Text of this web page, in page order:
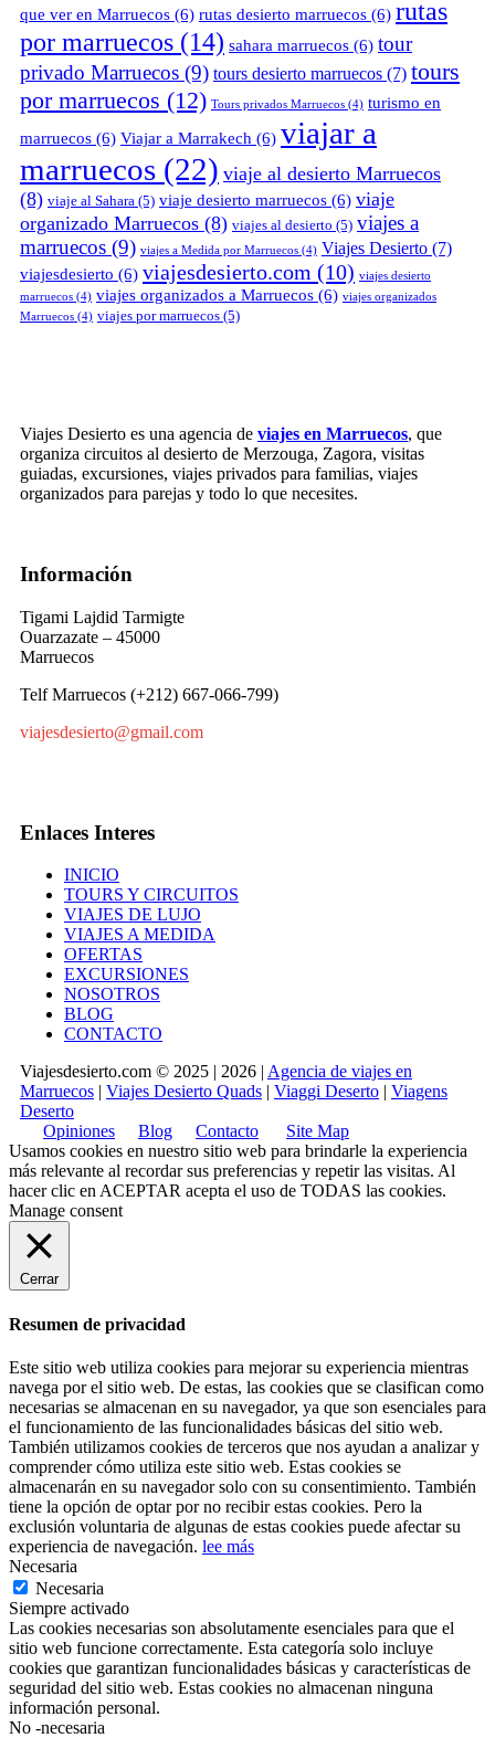
que ver en Marruecos (6) rutas desierto marruecos (6) rutas
por marruecos (14) sahara marruecos (6) tour
privado Marruecos (9) tours desierto marruecos (7) tours
por marruecos (12) Tours privados Marruecos (4) turismo en
marruecos (6) Viajar a Marrakech (6) viajar a
marruecos (22) viaje al desierto Marruecos
(8) viaje al Sahara (5) viaje desierto marruecos (6) viaje
organizado Marruecos (8) viajes al desierto (5) viajes a
marruecos (9) viajes a Medida por Marruecos (4) Viajes Desierto (7)
viajesdesierto (6) viajesdesierto.com (10) viajes desierto
marruecos (4) viajes organizados a Marruecos (6) viajes organizados
Marruecos (4) viajes por marruecos (5)
Viajes Desierto es una agencia de viajes en Marruecos, que
organiza circuitos al desierto de Merzouga, Zagora, visitas
guiadas, excursiones, viajes privados para familias, viajes
organizados para parejas y todo lo que necesites.
Información
Tigami Lajdid Tarmigte
Ouarzazate – 45000
Marruecos
Telf Marruecos (+212) 667-066-799)
viajesdesierto@gmail.com
Enlaces Interes
INICIO
TOURS Y CIRCUITOS
VIAJES DE LUJO
VIAJES A MEDIDA
OFERTAS
EXCURSIONES
NOSOTROS
BLOG
CONTACTO
Viajesdesierto.com © 2025 | 2026 | Agencia de viajes en
Marruecos | Viajes Desierto Quads | Viaggi Deserto | Viagens
Deserto
Opiniones
Blog Contacto
Site Map
Usamos cookies en nuestro sitio web para brindarle la experiencia
más relevante al recordar sus preferencias y repetir las visitas. Al
hacer clic en ACEPTAR acepta el uso de TODAS las cookies.
Manage consent
Cerrar
Resumen de privacidad
Este sitio web utiliza cookies para mejorar su experiencia mientras
navega por el sitio web. De estas, las cookies que se clasifican como
necesarias se almacenan en su navegador, ya que son esenciales para
el funcionamiento de las funcionalidades básicas del sitio web.
También utilizamos cookies de terceros que nos ayudan a analizar y
comprender cómo utiliza este sitio web. Estas cookies se
almacenarán en su navegador solo con su consentimiento. También
tiene la opción de optar por no recibir estas cookies. Pero la
exclusión voluntaria de algunas de estas cookies puede afectar su
experiencia de navegación. lee más
Necesaria
Necesaria
Siempre activado
Las cookies necesarias son absolutamente esenciales para que el
sitio web funcione correctamente. Esta categoría solo incluye
cookies que garantizan funcionalidades básicas y características de
seguridad del sitio web. Estas cookies no almacenan ninguna
información personal.
No -necesaria